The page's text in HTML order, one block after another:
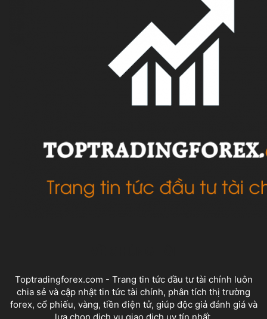
Toptradingforex.com - Trang tin tức đầu tư tài chính luôn
chia sẻ và cập nhật tin tức tài chính, phân tích thị trường
forex, cổ phiếu, vàng, tiền điện tử, giúp độc giả đánh giá và
lựa chọn dịch vụ giao dịch uy tín nhất.